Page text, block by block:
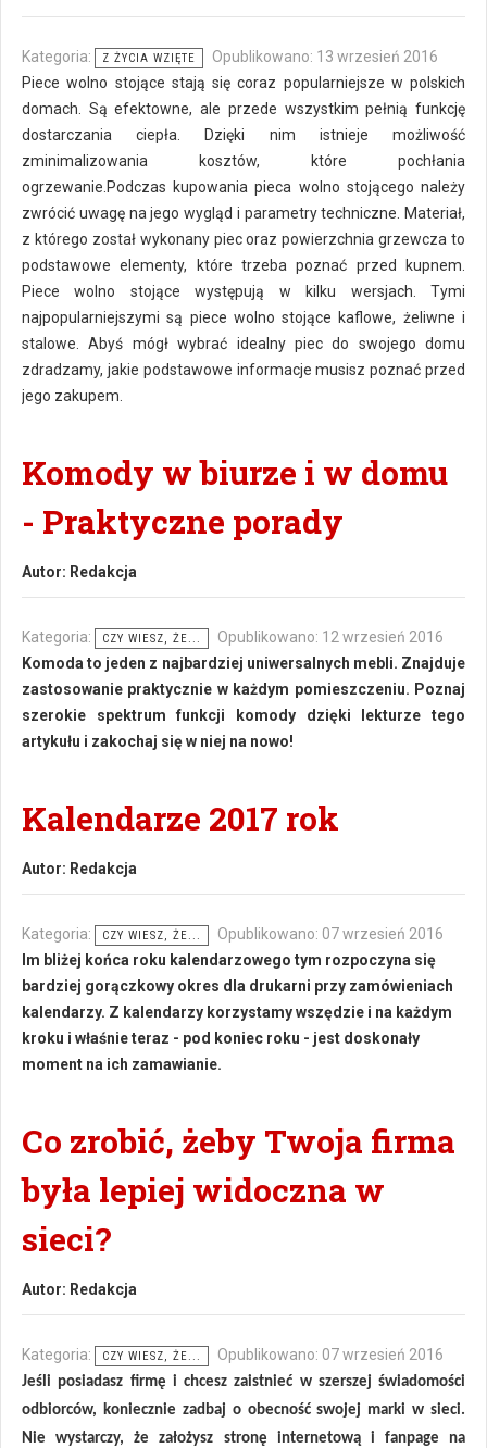
Kategoria: Z ŻYCIA WZIĘTE
Opublikowano: 13 wrzesień 2016
Piece wolno stojące stają się coraz popularniejsze w polskich
domach. Są efektowne, ale przede wszystkim pełnią funkcję
dostarczania ciepła. Dzięki nim istnieje możliwość
zminimalizowania kosztów, które pochłania
ogrzewanie.Podczas kupowania pieca wolno stojącego należy
zwrócić uwagę na jego wygląd i parametry techniczne. Materiał,
z którego został wykonany piec oraz powierzchnia grzewcza to
podstawowe elementy, które trzeba poznać przed kupnem.
Piece wolno stojące występują w kilku wersjach. Tymi
najpopularniejszymi są piece wolno stojące kaflowe, żeliwne i
stalowe. Abyś mógł wybrać idealny piec do swojego domu
zdradzamy, jakie podstawowe informacje musisz poznać przed
jego zakupem.
Komody w biurze i w domu
- Praktyczne porady
Autor: Redakcja
Kategoria: CZY WIESZ, ŻE...
Opublikowano: 12 wrzesień 2016
Komoda to jeden z najbardziej uniwersalnych mebli. Znajduje
zastosowanie praktycznie w każdym pomieszczeniu. Poznaj
szerokie spektrum funkcji komody dzięki lekturze tego
artykułu i zakochaj się w niej na nowo!
Kalendarze 2017 rok
Autor: Redakcja
Kategoria: CZY WIESZ, ŻE...
Opublikowano: 07 wrzesień 2016
Im bliżej końca roku kalendarzowego tym rozpoczyna się
bardziej gorączkowy okres dla drukarni przy zamówieniach
kalendarzy. Z kalendarzy korzystamy wszędzie i na każdym
kroku i właśnie teraz - pod koniec roku - jest doskonały
moment na ich zamawianie.
Co zrobić, żeby Twoja firma
była lepiej widoczna w
sieci?
Autor: Redakcja
Kategoria: CZY WIESZ, ŻE... Opublikowano: 07 wrzesień 2016
Jeśli posiadasz firmę i chcesz zaistnieć w szerszej świadomości
odbiorców, koniecznie zadbaj o obecność swojej marki w sieci.
Nie wystarczy, że założysz stronę internetową i fanpage na